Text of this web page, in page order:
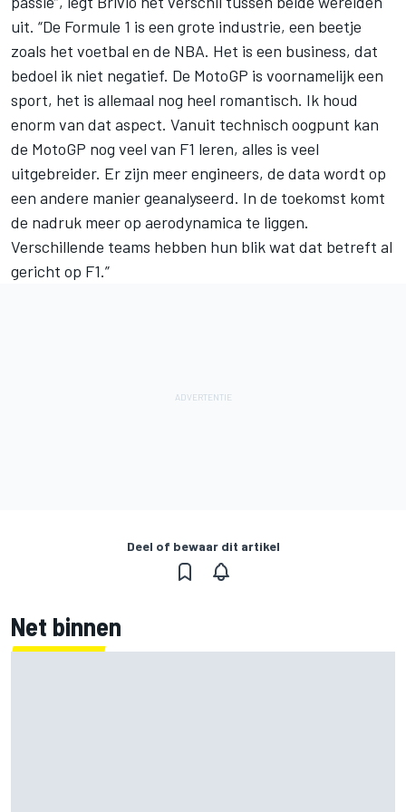
uit. “De Formule 1 is een grote industrie, een beetje
zoals het voetbal en de NBA. Het is een business, dat
bedoel ik niet negatief. De MotoGP is voornamelijk een
sport, het is allemaal nog heel romantisch. Ik houd
enorm van dat aspect. Vanuit technisch oogpunt kan
de MotoGP nog veel van F1 leren, alles is veel
uitgebreider. Er zijn meer engineers, de data wordt op
een andere manier geanalyseerd. In de toekomst komt
de nadruk meer op aerodynamica te liggen.
Verschillende teams hebben hun blik wat dat betreft al
gericht op F1.”
Deel of bewaar dit artikel
Net binnen